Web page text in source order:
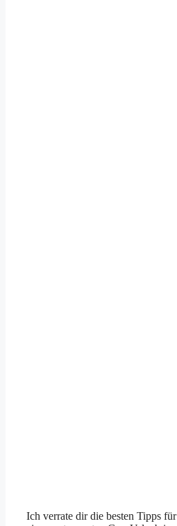
Ich verrate dir die besten Tipps für